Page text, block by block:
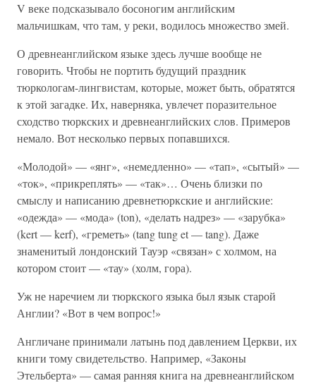
V веке подсказывало босоногим английским
мальчишкам, что там, у реки, водилось множество змей.
О древнеанглийском языке здесь лучше вообще не
говорить. Чтобы не портить будущий праздник
тюркологам-лингвистам, которые, может быть, обратятся
к этой загадке. Их, наверняка, увлечет поразительное
сходство тюркских и древнеанглийских слов. Примеров
немало. Вот несколько первых попавшихся.
«Молодой» — «янг», «немедленно» — «тап», «сытый» —
«ток», «прикреплять» — «так»… Очень близки по
смыслу и написанию древнетюркские и английские:
«одежда» — «мода» (ton), «делать надрез» — «зарубка»
(kert — kerf), «греметь» (tang tung et — tang). Даже
знаменитый лондонский Тауэр «связан» с холмом, на
котором стоит — «тау» (холм, гора).
Уж не наречием ли тюркского языка был язык старой
Англии? «Вот в чем вопрос!»
Англичане принимали латынь под давлением Церкви, их
книги тому свидетельство. Например, «Законы
Этельберта» — самая ранняя книга на древнеанглийском